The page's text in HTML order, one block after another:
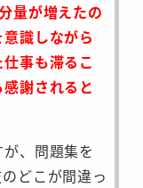
量が増えたの
識しながら
事も滞るこ
謝されると
、問題集を
どこが間違っ